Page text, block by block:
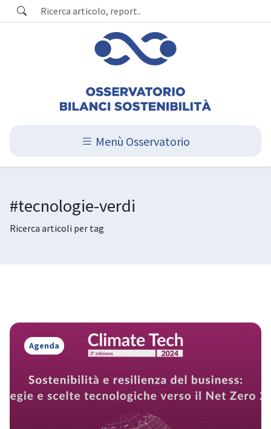
Menù Osservatorio
#tecnologie-verdi
Ricerca articoli per tag
Agenda